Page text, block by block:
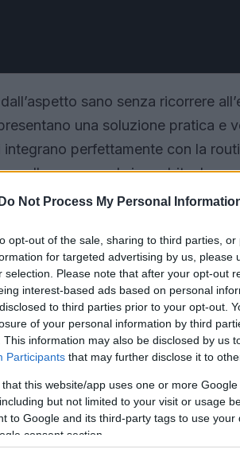
Do Not Process My Personal
opt-out of the sale, sharing to third parties,
for targeted advertising by us, please
selection. Please note that after your opt-out
interest-based ads based on personal
to third parties prior to your opt-out.
of your personal information by third
This information may also be disclosed by us
Participants that may further disclose it to
that this website/app uses one or more
but not limited to your visit or usage
to Google and its third-party tags to use
consent section.
sano senza ricorrere
una soluzione pratica e
perfettamente con la
alla crema o al siero abituale
alla quantità utilizzata.